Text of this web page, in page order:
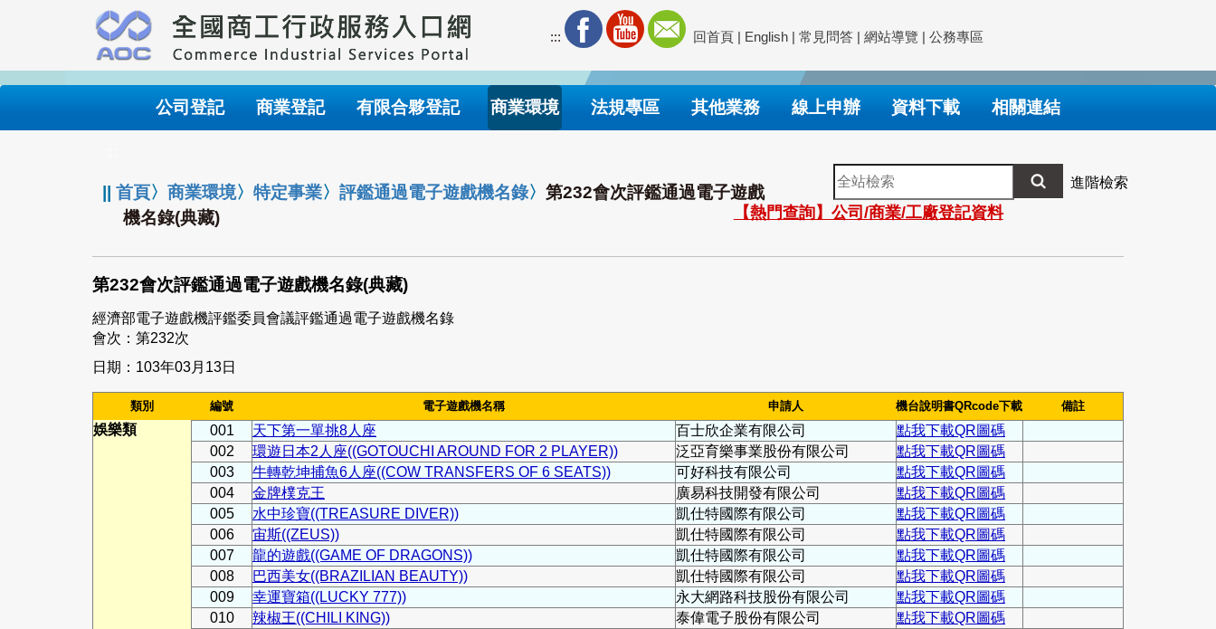
要
內
::: 回首頁 | English | 常見問答 | 網站導覽 | 公務專區
公司登記 商業登記 有限合夥登記 商業環境 法規專區 其他業務 線上申辦 資料下載 相關連結
||首頁〉商業環境〉特定事業〉評鑑通過電子遊戲機名錄〉第232會次評鑑通過電子遊戲
機名錄(典藏)
全
站
檢
進階檢索
【熱門查詢】公司/商業/工廠登記資料
第232會次評鑑通過電子遊戲機名錄(典藏)
經濟部電子遊戲機評鑑委員會議評鑑通過電子遊戲機名錄
會次：第232次
日期：103年03月13日
類別 編號 電子遊戲機名稱 申請人 機台說明書QRcode下載 備註
娛樂類 001 天下第一單挑8人座 百士欣企業有限公司
點我下載QR圖碼
002
環遊日本2人座((GOTOUCHI AROUND FOR 2 PLAYER)) 泛亞育樂事業股份有限公司
點我下載QR圖碼
003
牛轉乾坤捕魚6人座((COW TRANSFERS OF 6 SEATS)) 可好科技有限公司
點我下載QR圖碼
004
金牌樸克王 廣易科技開發有限公司
點我下載QR圖碼
005
水中珍寶((TREASURE DIVER)) 凱仕特國際有限公司
點我下載QR圖碼
006
宙斯((ZEUS)) 凱仕特國際有限公司
點我下載QR圖碼
007
龍的遊戲((GAME OF DRAGONS)) 凱仕特國際有限公司
點我下載QR圖碼
008
巴西美女((BRAZILIAN BEAUTY)) 凱仕特國際有限公司
點我下載QR圖碼
009
幸運寶箱((LUCKY 777)) 永大網路科技股份有限公司
點我下載QR圖碼
010
辣椒王((CHILI KING)) 泰偉電子股份有限公司
點我下載QR圖碼